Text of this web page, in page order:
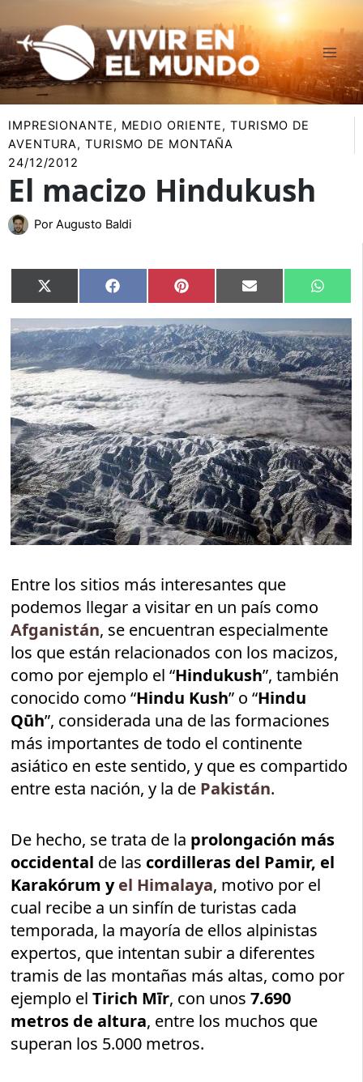
al
contenido
IMPRESIONANTE, MEDIO ORIENTE,TURISMO DE
AVENTURA,TURISMO DE MONTAÑA
24/12/2012
El macizo Hindukush
Por Augusto Baldi
Compartir
en
X
(Twitter)
Compartir
en
Facebook Compartir
en
Pinterest Compartir
en
Email
en
Entre los sitios más interesantes que
podemos llegar a visitar en un país como
Afganistán, se encuentran especialmente
los que están relacionados con los macizos,
como por ejemplo el “Hindukush”, también
conocido como “Hindu Kush” o “Hindu
Qūh”, considerada una de las formaciones
más importantes de todo el continente
asiático en este sentido, y que es compartido
entre esta nación, y la de Pakistán.
De hecho, se trata de la prolongación más
occidental de las cordilleras del Pamir, el
Karakórum yel Himalaya, motivo por el
cual recibe a un sinfín de turistas cada
temporada, la mayoría de ellos alpinistas
expertos, que intentan subir a diferentes
tramis de las montañas más altas, como por
ejemplo elTirich Mīr, con unos7.690
metros de altura, entre los muchos que
superan los 5.000 metros.